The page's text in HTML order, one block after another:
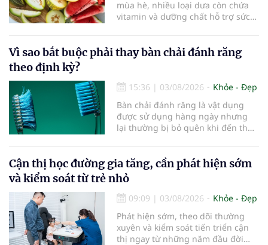
mùa hè, nhiều loại dưa còn chứa
vitamin và dưỡng chất hỗ trợ sức
Vì sao bắt buộc phải thay bàn chải đánh răng
theo định kỳ?
15:36 | 03/08/2026
Khỏe - Đẹp
Bàn chải đánh răng là vật dụng
được sử dụng hàng ngày nhưng
lại thường bị bỏ quên khi đến thời
bàn chải quá lâu có thể làm giảm
hiệu quả làm sạch và ảnh hưởng
đến sức khỏe răng miệng...
Cận thị học đường gia tăng, cần phát hiện sớm
và kiểm soát từ trẻ nhỏ
09:09 | 03/08/2026
Khỏe - Đẹp
Phát hiện sớm, theo dõi thường
xuyên và kiểm soát tiến triển cận
thị ngay từ những năm đầu đời